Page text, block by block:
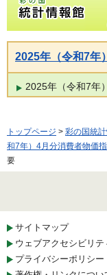
2025年（令和7年
2025年（令和7年
トップページ > 彩の国統
和7年）4月分消費者物価
要
サイトマップ
ウェブアクセシビリテ
プライバシーポリシー